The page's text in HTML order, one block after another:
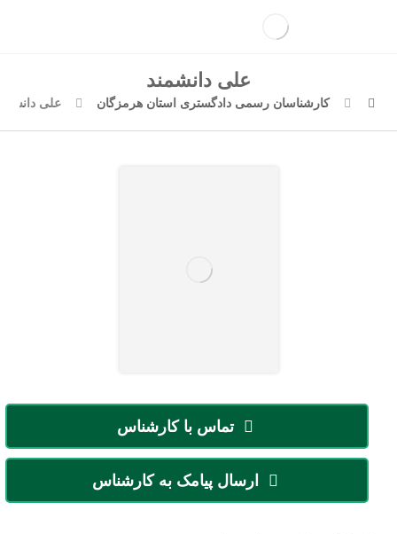
علی دانشمند
کارشناسان رسمی دادگستری استان هرمزگان علی
تماس با کارشناس
ارسال پیامک به کارشناس